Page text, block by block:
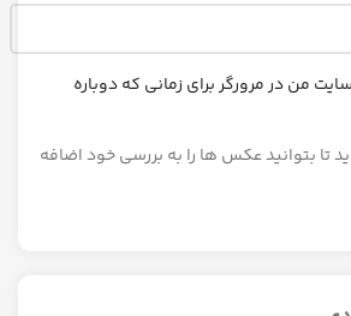
من در مرورگر برای زمانی که دوباره
تا بتوانید عکس ها را به بررسی خود اضافه